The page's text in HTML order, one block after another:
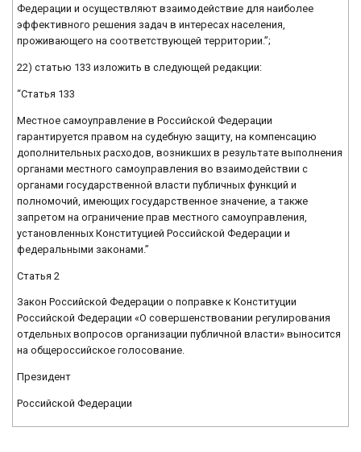
Федерации и осуществляют взаимодействие для наиболее
эффективного решения задач в интересах населения,
проживающего на соответствующей территории.”;
22) статью 133 изложить в следующей редакции:
“Статья 133
Местное самоуправление в Российской Федерации
гарантируется правом на судебную защиту, на компенсацию
дополнительных расходов, возникших в результате выполнения
органами местного самоуправления во взаимодействии с
органами государственной власти публичных функций и
полномочий, имеющих государственное значение, а также
запретом на ограничение прав местного самоуправления,
установленных Конституцией Российской Федерации и
федеральными законами.”
Статья 2
Закон Российской Федерации о поправке к Конституции
Российской Федерации «О совершенствовании регулирования
отдельных вопросов организации публичной власти» выносится
на общероссийское голосование.
Президент
Российской Федерации